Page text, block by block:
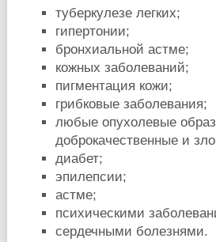
туберкулезе легких;
гипертонии;
бронхиальной астме;
кожных заболеваний;
пигментация кожи;
грибковые заболевания;
любые опухолевые
доброкачественные и
диабет;
эпилепсии;
астме;
психическими
сердечными болезнями.